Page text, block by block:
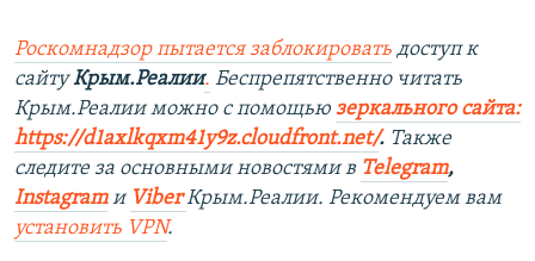
Роскомнадзор пытается заблокировать доступ к
сайтуКрым.Реалии. Беспрепятственно читать
Крым.Реалии можно с помощью зеркального сайта:
https://d1axlkqxm41y9z.cloudfront.net/. ​ Также
следите за основными новостями в Telegram,
Instagram и ViberКрым.Реалии. Рекомендуем вам
установить VPN.